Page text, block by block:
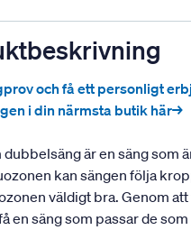
och få ett personligt
i din närmsta butik här→
är en säng som
kan sängen följa
väldigt bra. Genom
en säng som passar de